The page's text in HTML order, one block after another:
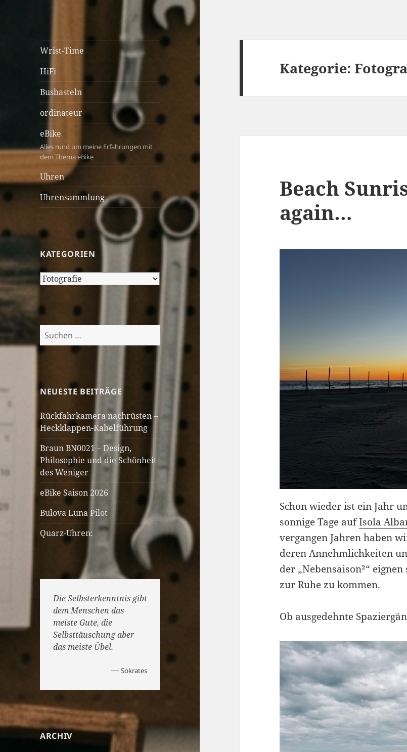
cartastrophy.at
Von Kolben, Pixeln und
Zahnrädern & immer under
construction ;-)
Wrist-Time
HiFi
Busbasteln
ordinateur
eBike
Alles rund um meine Erfahrungen mit
dem Thema eBike
Uhren
Uhrensammlung
KATEGORIEN
Kategorien
Suchen
nach:
NEUESTE BEITRÄGE
Rückfahrkamera nachrüsten –
Heckklappen-Kabelführung
Braun BN0021 – Design,
Philosophie und die Schönheit
des Weniger
eBike Saison 2026
Bulova Luna Pilot
Quarz-Uhren:
Die Selbsterkenntnis gibt
dem Menschen das
meiste Gute, die
Selbsttäuschung aber
das meiste Übel.
—Sokrates
ARCHIV
Kategorie:
Beach
again…
Schon wieder ist ein Jahr
sonnige Tage aufIsola
vergangen Jahren haben
deren Annehmlichkeiten
der „Nebensaison²“
zur Ruhe zu kommen.
Ob ausgedehnte